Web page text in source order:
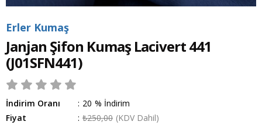
Erler Kumaş
Janjan Şifon Kumaş Lacivert 441
(J01SFN441)
İndirim Oranı : %
20
İndirim
Fiyat
: ₺250,00 (KDV Dahil)